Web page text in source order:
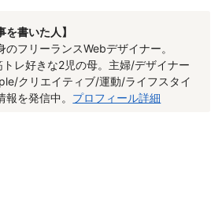
を書いた人】
のフリーランスWebデザイナー。
レ好きな2児の母。主婦/デザイナー
クリエイティブ/運動/ライフスタイ
報を発信中。 プロフィール詳細